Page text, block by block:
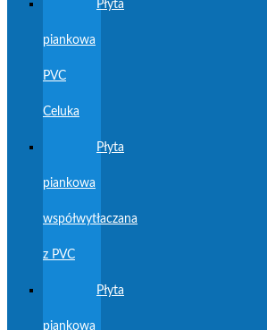
Płyta
piankowa
PVC
Celuka
Płyta
piankowa
współwytłaczana
z PVC
Płyta
piankowa